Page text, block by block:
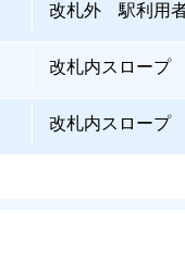
改札外 駅利用
改札内スロープ
改札内スロープ